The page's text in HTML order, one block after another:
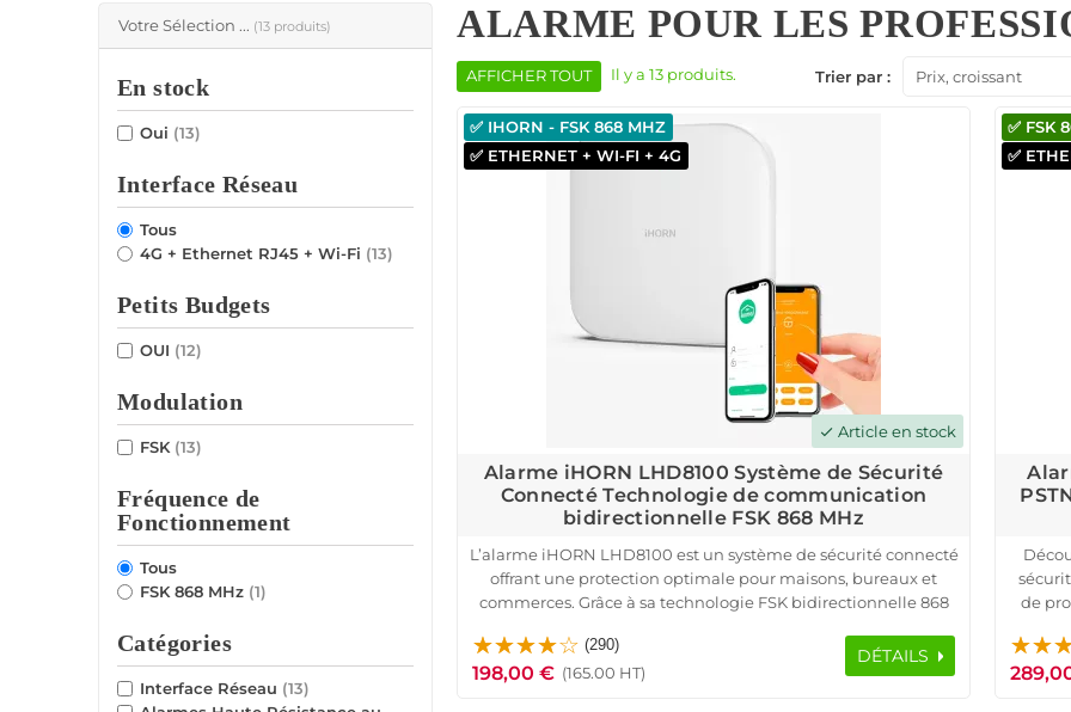
Votre Sélection ... (13 produits)
En stock
Oui (13)
Interface Réseau
Tous
4G + Ethernet RJ45 + Wi-Fi (13)
Petits Budgets
OUI (12)
Modulation
FSK (13)
Fréquence de
Fonctionnement
Tous
FSK 868 MHz (1)
Catégories
Interface Réseau (13)
ALARME POUR LES
Trier par : Prix, croissant
AFFICHER TOUT Il y a 13 produits.
check Article en stock
✅ ETHERNET + WI-FI + 4G
✅ IHORN - FSK 868 MHZ
Alarme iHORN LHD8100 Système de Sécurité
Connecté Technologie de communication
bidirectionnelle FSK 868 MHz
L’alarme iHORN LHD8100 est un système de sécurité connecté
offrant une protection optimale pour maisons, bureaux et
commerces. Grâce à sa technologie FSK bidirectionnelle 868
portée de 800 mètres. Compatible avec TCP/IP, 4G et Wi-Fi,
elle envoie des alertes instantanées par SMS, appel ou
(290)
198,00 € (165.00 HT)
DÉTAILS
✅
✅ FSK
de
divers